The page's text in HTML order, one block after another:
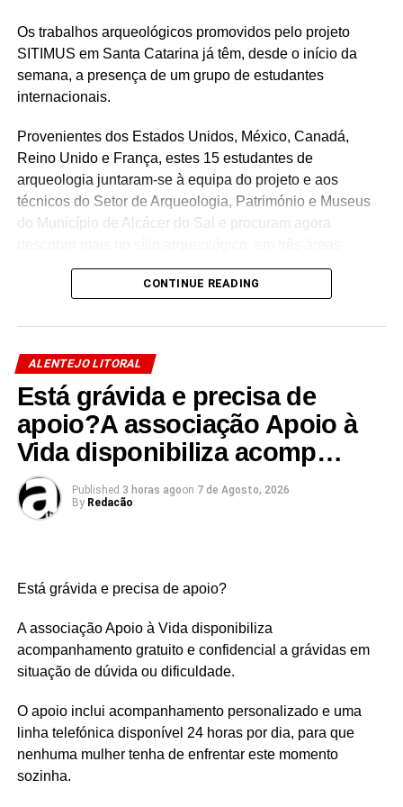
Os trabalhos arqueológicos promovidos pelo projeto
SITIMUS em Santa Catarina já têm, desde o início da
semana, a presença de um grupo de estudantes
internacionais.
Provenientes dos Estados Unidos, México, Canadá,
Reino Unido e França, estes 15 estudantes de
arqueologia juntaram-se à equipa do projeto e aos
técnicos do Setor de Arqueologia, Património e Museus
do Município de Alcácer do Sal e procuram agora
abertas distintas. O SITIMUS estará ativo em Santa
Catarina até ao próximo dia 18 de agosto.
Dia Aberto – Visita guiada
10h30
Villa Romana de Santa Catarina de Sítimos
Entrada livre e gratuita
Link no Facebook
Facebook
Mastodon
EmailShare
CONTINUE READING
ALENTEJO LITORAL
Está grávida e precisa de
apoio?A associação Apoio à
Vida disponibiliza acomp…
Published 3 horas agoon 7 de Agosto, 2026
By Redacão
Está grávida e precisa de apoio?
A associação Apoio à Vida disponibiliza
acompanhamento gratuito e confidencial a grávidas em
situação de dúvida ou dificuldade.
O apoio inclui acompanhamento personalizado e uma
linha telefónica disponível 24 horas por dia, para que
nenhuma mulher tenha de enfrentar este momento
sozinha.